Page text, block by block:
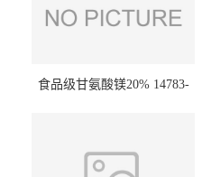
食品级甘氨酸镁20% 14783-